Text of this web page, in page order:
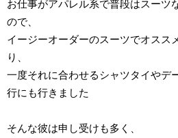
お仕事がアパレル系で普段はスーツ
ので、
イージーオーダーのスーツでオスス
り、
一度それに合わせるシャツタイやデ
行にも行きました
そんな彼は申し受けも多く、